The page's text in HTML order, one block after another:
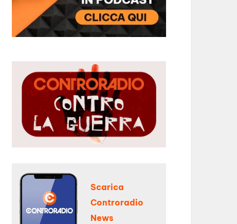
Scarica
Controradio
News